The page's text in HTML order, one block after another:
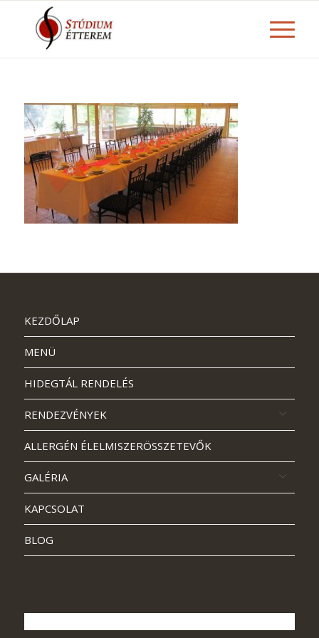
KEZDŐLAP
MENÜ
HIDEGTÁL RENDELÉS
RENDEZVÉNYEK
ALLERGÉN ÉLELMISZERÖSSZETEVŐK
GALÉRIA
KAPCSOLAT
BLOG